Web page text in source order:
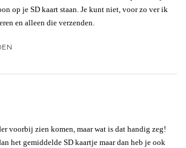
op je SD kaart staan. Je kunt niet, voor zo ver ik
en alleen die verzenden.
voorbij zien komen, maar wat is dat handig zeg!
het gemiddelde SD kaartje maar dan heb je ook